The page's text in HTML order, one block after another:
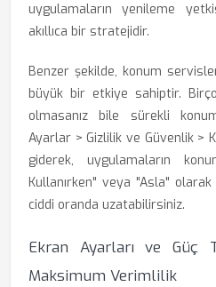
uygulamaların yenileme
akıllıca bir stratejidir.
Benzer şekilde, konum
büyük bir etkiye sahiptir.
olmasanız bile sürekli
Ayarlar > Gizlilik ve Güvenlik >
giderek, uygulamaların
Kullanırken" veya "Asla"
ciddi oranda uzatabilirsiniz.
Ekran Ayarları ve Güç
Maksimum Verimlilik